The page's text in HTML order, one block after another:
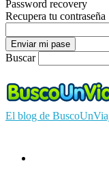
Password recovery
Recupera tu contraseña
Buscar
El blog de